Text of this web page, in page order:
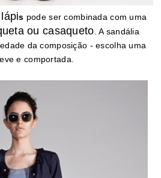
s pode ser combinada com uma
ou casaqueto. A sandália
da composição - escolha uma
e comportada.